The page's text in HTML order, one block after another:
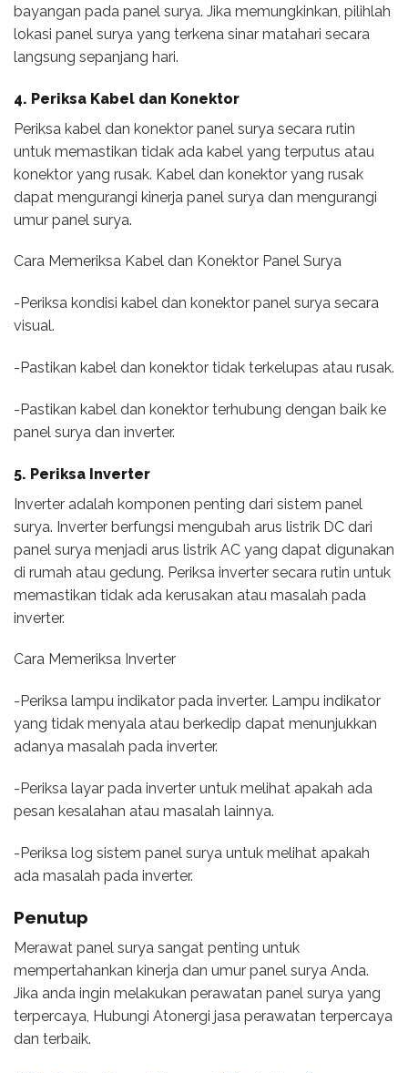
bayangan pada panel surya. Jika memungkinkan, pilihlah
lokasi panel surya yang terkena sinar matahari secara
langsung sepanjang hari.
4. Periksa Kabel dan Konektor
Periksa kabel dan konektor panel surya secara rutin
untuk memastikan tidak ada kabel yang terputus atau
konektor yang rusak. Kabel dan konektor yang rusak
dapat mengurangi kinerja panel surya dan mengurangi
umur panel surya.
Cara Memeriksa Kabel dan Konektor Panel Surya
-Periksa kondisi kabel dan konektor panel surya secara
visual.
-Pastikan kabel dan konektor tidak terkelupas atau rusak.
-Pastikan kabel dan konektor terhubung dengan baik ke
panel surya dan inverter.
5. Periksa Inverter
Inverter adalah komponen penting dari sistem panel
surya. Inverter berfungsi mengubah arus listrik DC dari
panel surya menjadi arus listrik AC yang dapat digunakan
di rumah atau gedung. Periksa inverter secara rutin untuk
memastikan tidak ada kerusakan atau masalah pada
inverter.
Cara Memeriksa Inverter
-Periksa lampu indikator pada inverter. Lampu indikator
yang tidak menyala atau berkedip dapat menunjukkan
adanya masalah pada inverter.
-Periksa layar pada inverter untuk melihat apakah ada
pesan kesalahan atau masalah lainnya.
-Periksa log sistem panel surya untuk melihat apakah
ada masalah pada inverter.
Penutup
Merawat panel surya sangat penting untuk
mempertahankan kinerja dan umur panel surya Anda.
Jika anda ingin melakukan perawatan panel surya yang
terpercaya, Hubungi Atonergi jasa perawatan terpercaya
dan terbaik.